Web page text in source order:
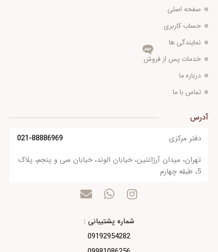
صفحه اصلی
حساب کاربری
نمایندگی ها
خدمات پس از فروش
مهم
درباره ما
تماس با ما
آدرس
دفتر مرکزی
021-88886969
تهران، میدان آرژانتین، خیابان الوند، خیابان سی و پنجم، پلاک
5، طبقه چهارم
شماره پشتیبانی :
09192954282